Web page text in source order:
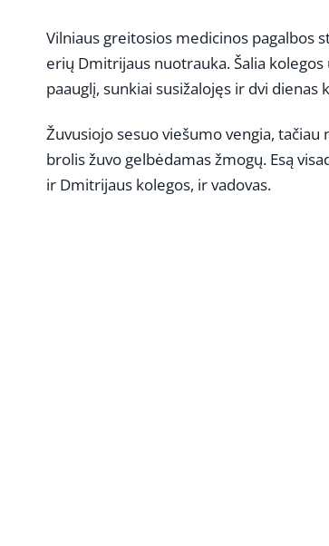
Vilniaus greitosios medicinos pagalbos
erių Dmitrijaus nuotrauka. Šalia
paauglį, sunkiai susižalojęs ir dvi
Žuvusiojo sesuo viešumo vengia,
brolis žuvo gelbėdamas žmogų. Esą
ir Dmitrijaus kolegos, ir vadovas.